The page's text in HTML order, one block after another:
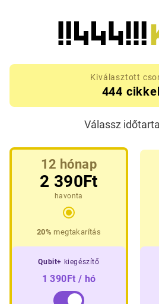
Kiválasztott
444
Válassz
12 hónap
2 390Ft
havonta
20% megtakarítás
Qubit+ kiegészítő
1 390Ft / hó